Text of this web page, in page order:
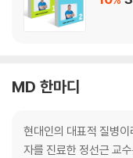
MD 한마디
현대인의 대표적 질병
자를 진료한 정선근 교